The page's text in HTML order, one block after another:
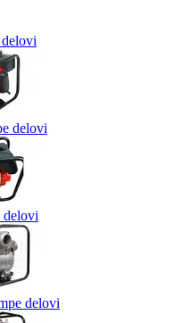
delovi
delovi